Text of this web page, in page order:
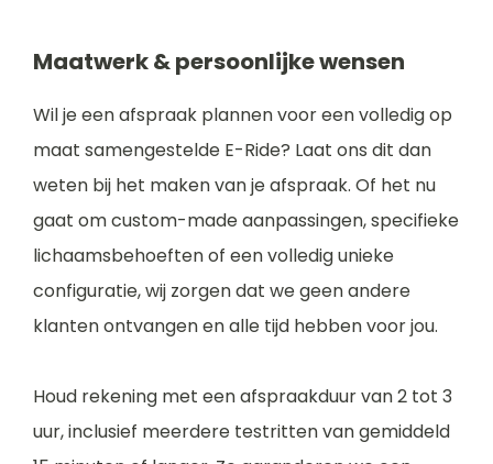
Maatwerk & persoonlijke wensen
Wil je een afspraak plannen voor een volledig op
maat samengestelde E-Ride? Laat ons dit dan
weten bij het maken van je afspraak. Of het nu
gaat om custom-made aanpassingen, specifieke
lichaamsbehoeften of een volledig unieke
configuratie, wij zorgen dat we geen andere
klanten ontvangen en alle tijd hebben voor jou.
Houd rekening met een afspraakduur van 2 tot 3
uur, inclusief meerdere testritten van gemiddeld